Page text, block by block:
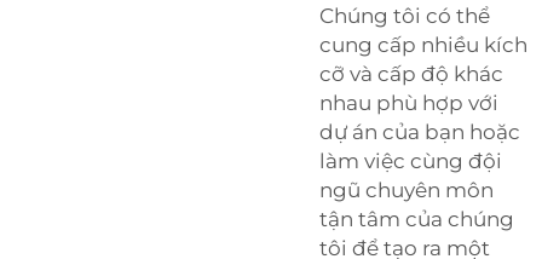
Chúng tôi có thể
cung cấp nhiều kích
cỡ và cấp độ khác
nhau phù hợp với
dự án của bạn hoặc
làm việc cùng đội
ngũ chuyên môn
tận tâm của chúng
tôi để tạo ra một